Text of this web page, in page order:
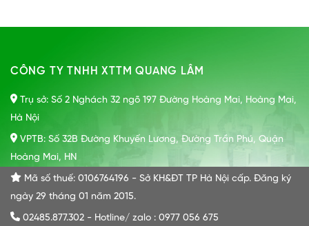
CÔNG TY TNHH XTTM QUANG LÂM
Trụ sở: Số 2 Nghách 32 ngõ 197 Đường Hoàng Mai, Hoàng Mai,
Hà Nội
VPTB: Số 32B Đường Khuyến Lương, Đường Trần Phú, Quận
Hoàng Mai, HN
Mã số thuế: 0106764196 - Sở KH&ĐT TP Hà Nội cấp. Đăng ký
ngày 29 tháng 01 năm 2015.
02485.877.302 - Hotline/ zalo : 0977 056 675